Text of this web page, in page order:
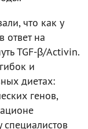
что как у
ответ на
TGF-β/Activin.
и
диетах:
генов,